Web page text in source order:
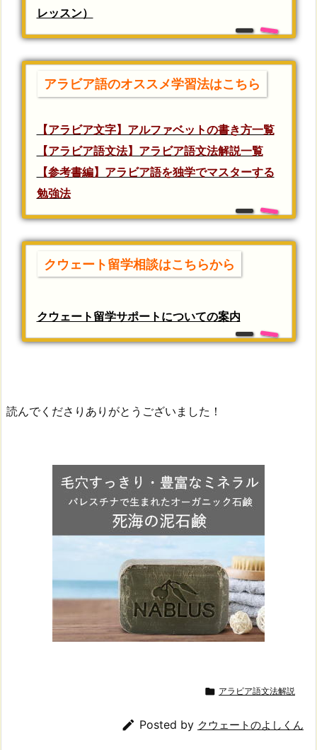
レッスン）
アラビア語のオススメ学習法はこちら
【アラビア文字】アルファベットの書き方一覧
【アラビア語文法】アラビア語文法解説一覧
【参考書編】アラビア語を独学でマスターする
勉強法
クウェート留学相談はこちらから
クウェート留学サポートについての案内
読んでくださりありがとうございました！
 アラビア語文法解説
 Posted by クウェートのよしくん